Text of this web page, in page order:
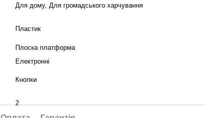
Для дому, Для громадського харчування
Пластик
Плоска платформа
Електронні
Кнопки
2